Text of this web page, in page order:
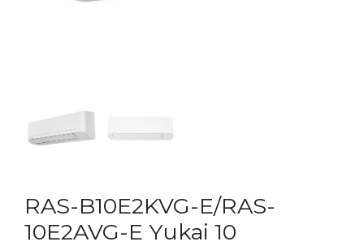
RAS-B10E2KVG-E/RAS-
10E2AVG-E Yukai 10